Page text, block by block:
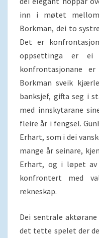
inn i møtet
Borkman, dei to
Det er
oppsettinga er
konfrontasjonane
Borkman sveik
banksjef, gifta seg i
med innskytarane
fleire år i fengsel.
Erhart, som i dei
mange år seinare,
Erhart, og i løpet
konfrontert med
rekneskap.
Dei sentrale
det tette spelet der